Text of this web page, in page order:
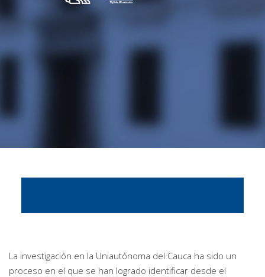
Posgrados
La investigación en la Uniautónoma del Cauca ha sido un
proceso en el que se han logrado identificar desde el